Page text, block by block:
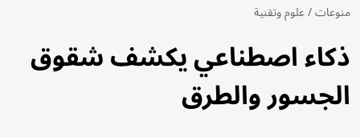
منوعات/علوم وتقنية
ذكاء اصطناعي يكشف شقوق
الجسور والطرق